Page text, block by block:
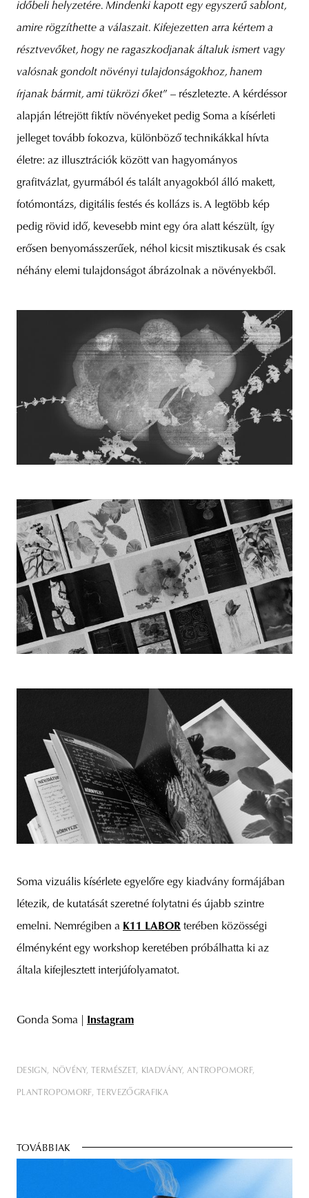
időbeli helyzetére. Mindenki kapott egy egyszerű sablont,
amire rögzíthette a válaszait. Kifejezetten arra kértem a
résztvevőket, hogy ne ragaszkodjanak általuk ismert vagy
valósnak gondolt növényi tulajdonságokhoz, hanem
írjanak bármit, ami tükrözi őket” – részletezte. A kérdéssor
alapján létrejött fiktív növényeket pedig Soma a kísérleti
jelleget tovább fokozva, különböző technikákkal hívta
életre: az illusztrációk között van hagyományos
grafitvázlat, gyurmából és talált anyagokból álló makett,
fotómontázs, digitális festés és kollázs is. A legtöbb kép
pedig rövid idő, kevesebb mint egy óra alatt készült, így
erősen benyomásszerűek, néhol kicsit misztikusak és csak
néhány elemi tulajdonságot ábrázolnak a növényekből.
Soma vizuális kísérlete egyelőre egy kiadvány formájában
létezik, de kutatását szeretné folytatni és újabb szintre
emelni. Nemrégiben a K11 LABOR terében közösségi
élményként egy workshop keretében próbálhatta ki az
általa kifejlesztett interjúfolyamatot.
Gonda Soma | Instagram
DESIGN NÖVÉNY TERMÉSZET KIADVÁNY ANTROPOMORF
PLANTROPOMORF TERVEZŐGRAFIKA
TOVÁBBIAK